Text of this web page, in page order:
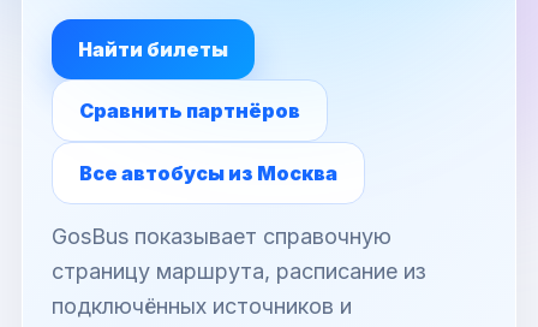
Найти билеты
Сравнить партнёров
Все автобусы из Москва
GosBus показывает справочную
страницу маршрута, расписание из
подключённых источников и